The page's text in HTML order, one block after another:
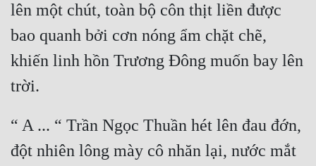
lên một chút, toàn bộ côn thịt liền được
bao quanh bởi cơn nóng ẩm chặt chẽ,
khiến linh hồn Trương Đông muốn bay lên
“ A ... “ Trần Ngọc Thuần hét lên đau đớn,
đột nhiên lông mày cô nhăn lại, nước mắt